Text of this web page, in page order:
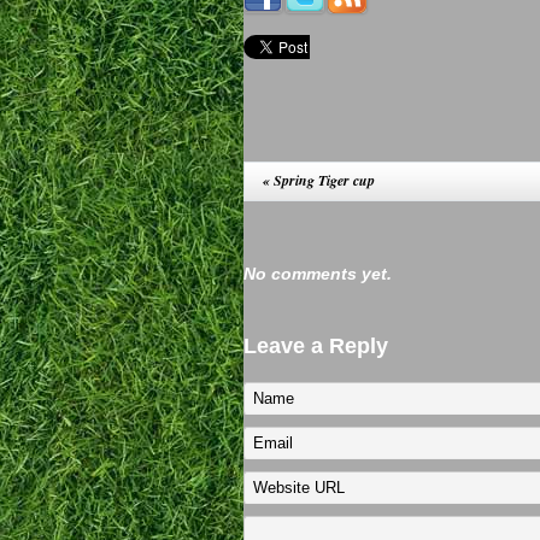
«Spring Tiger cup
No comments yet.
Leave a Reply